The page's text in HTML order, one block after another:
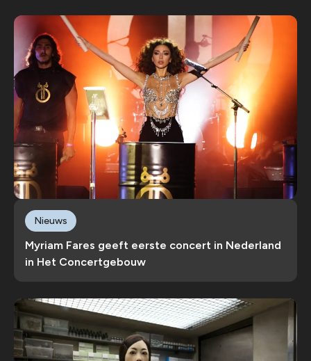
Myriam Fares geeft eerste concert in Nederland
in Het Concertgebouw
Nieuws